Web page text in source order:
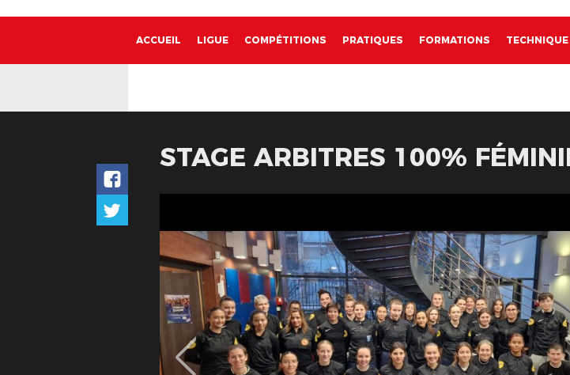
ACCUEIL LIGUE COMPÉTITIONS PRATIQUES FORMATIONS TECHNIQUE
STAGE ARBITRES 100%